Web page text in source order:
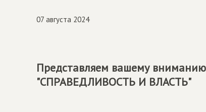
07 августа 2024
Представляем вашему
"СПРАВЕДЛИВОСТЬ И ВЛАСТЬ"